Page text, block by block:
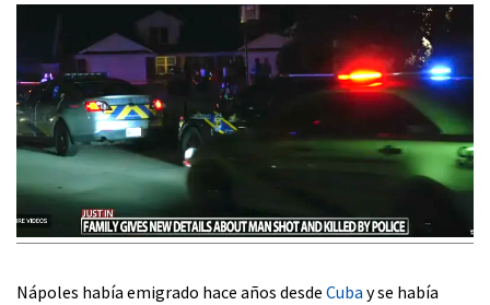
Nápoles había emigrado hace años desde Cuba y se había